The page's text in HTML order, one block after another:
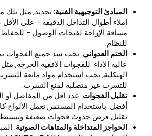
المبادئ التوجيهية الفنية
مسافة الإزاحة لفتحات الوصول - للحفاظ
للنظام.
الختم العدواني: يجب سد جميع الفجوات
عالية الأداء. للفجوات الأفقية الحرجة, مثل
الهيكلية, يجب استخدام مواد مانعة للتسرب
للتسرب غير متصلبة لمنع التسرب.
تقليل الفجوات: عدد أقل من المفاصل أو
أفضل. باستخدام المستمر, تعمل الألواح
تقليل فرص حدوث فجوات ضعيفة وتبسيط
الحواجز المتداخلة والمتاهات الصوتية: